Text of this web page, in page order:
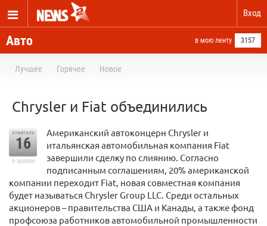
Вход
Авто в мою ленту 3157
Лучшее Горячее Новое
Chrysler и Fiat объединились
отметили
16
в архиве
Американский автоконцерн Chrysler и
итальянская автомобильная компания Fiat
завершили сделку по слиянию. Согласно
подписанным соглашениям, 20% американской
компании переходит Fiat, новая совместная компания
будет называться Chrysler Group LLC. Среди остальных
акционеров – правительства США и Канады, а также фонд
профсоюза работников автомобильной промышленности